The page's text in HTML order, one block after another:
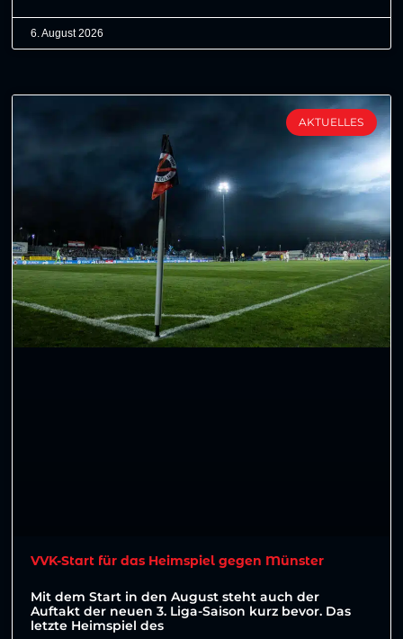
6. August 2026
AKTUELLES
VVK-Start für das Heimspiel gegen Münster
Mit dem Start in den August steht auch der
Auftakt der neuen 3. Liga-Saison kurz bevor. Das
letzte Heimspiel des